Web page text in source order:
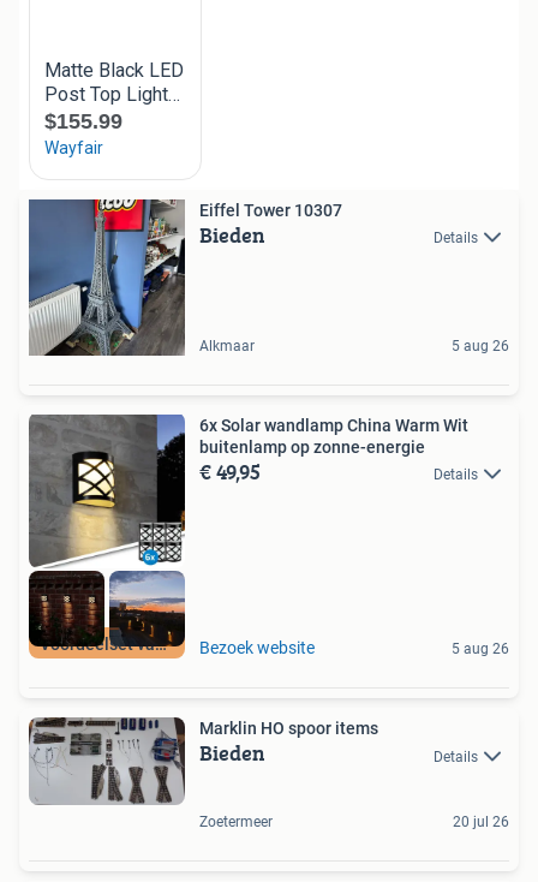
Eiffel Tower 10307
Bieden Details
Alkmaar 5 aug 26
Voordeelset van 6
6x Solar wandlamp China Warm Wit
buitenlamp op zonne-energie
€ 49,95 Details
Bezoek website 5 aug 26
Marklin HO spoor items
Bieden Details
Zoetermeer 20 jul 26